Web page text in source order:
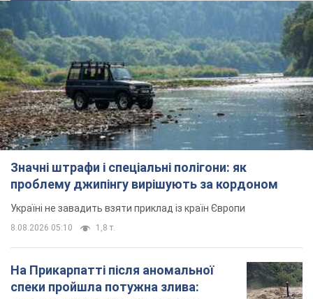
Значні штрафи і спеціальні полігони: як
проблему джипінгу вирішують за кордоном
Україні не завадить взяти приклад із країн Європи
8.08.2026 05:10 1,8 т.
На Прикарпатті після аномальної
спеки пройшла потужна злива: